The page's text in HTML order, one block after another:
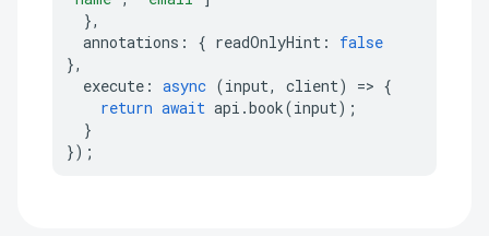
},
annotations : { readOnlyHint :
false
},
execute : async (input, client) => {
return await api .book(input);
}
});